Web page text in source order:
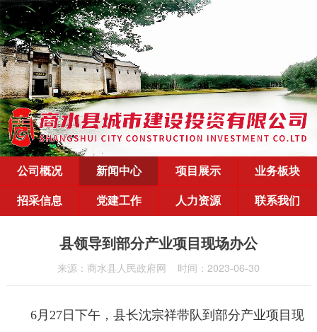
公司概况 新闻中心 项目展示
业务板块
招采信息
党建工作 人力资源 联系我们
县领导到部分产业项目现场办公
来源：商水县人民政府网 时间：2023-06-30
6月27日下午，县长沈宗祥带队到部分产业项目现